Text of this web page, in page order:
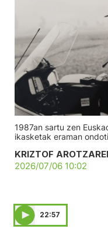
1987an sartu zen
ikasketak eraman
KRIZTOF
2026/07/06 10:02
22:57